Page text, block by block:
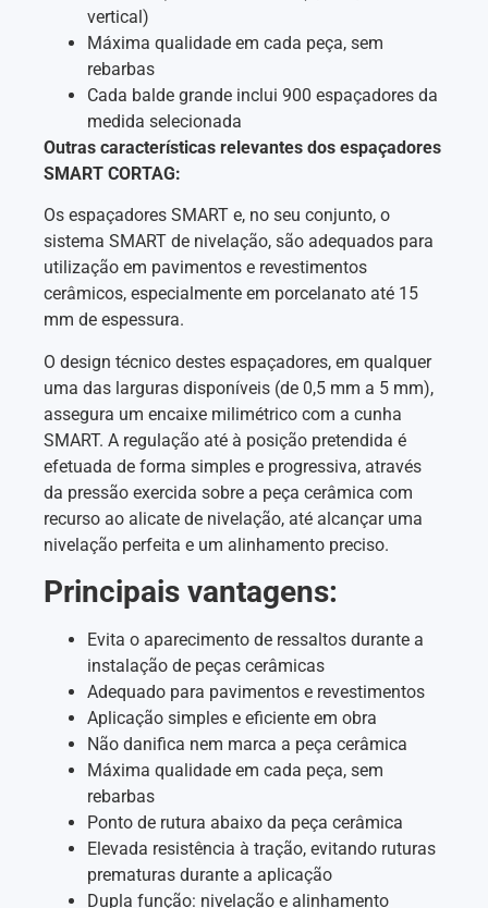
vertical)
Máxima qualidade em cada peça, sem
rebarbas
Cada balde grande inclui 900 espaçadores da
medida selecionada
Outras características relevantes dos espaçadores
SMART CORTAG:
Os espaçadores SMART e, no seu conjunto, o
sistema SMART de nivelação, são adequados para
utilização em pavimentos e revestimentos
cerâmicos, especialmente em porcelanato até 15
mm de espessura.
O design técnico destes espaçadores, em qualquer
uma das larguras disponíveis (de 0,5 mm a 5 mm),
assegura um encaixe milimétrico com a cunha
SMART. A regulação até à posição pretendida é
efetuada de forma simples e progressiva, através
da pressão exercida sobre a peça cerâmica com
recurso ao alicate de nivelação, até alcançar uma
nivelação perfeita e um alinhamento preciso.
Principais vantagens:
Evita o aparecimento de ressaltos durante a
instalação de peças cerâmicas
Adequado para pavimentos e revestimentos
Aplicação simples e eficiente em obra
Não danifica nem marca a peça cerâmica
Máxima qualidade em cada peça, sem
rebarbas
Ponto de rutura abaixo da peça cerâmica
Elevada resistência à tração, evitando ruturas
prematuras durante a aplicação
Dupla função: nivelação e alinhamento